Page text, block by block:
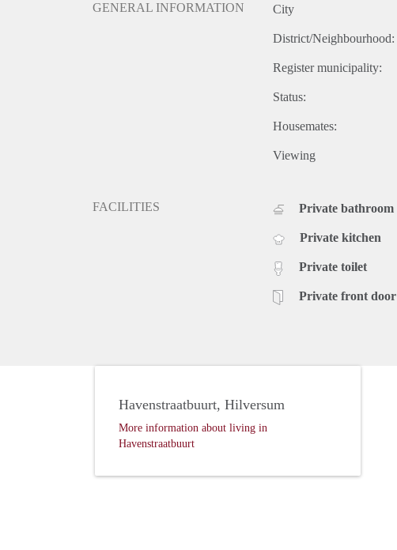
GENERAL INFORMATION City
District/Neighbourhood:
Register municipality:
Status:
Housemates:
Viewing
FACILITIES Private bathroom
Private kitchen
Private toilet
Private front door
Havenstraatbuurt, Hilversum
More information about living in
Havenstraatbuurt